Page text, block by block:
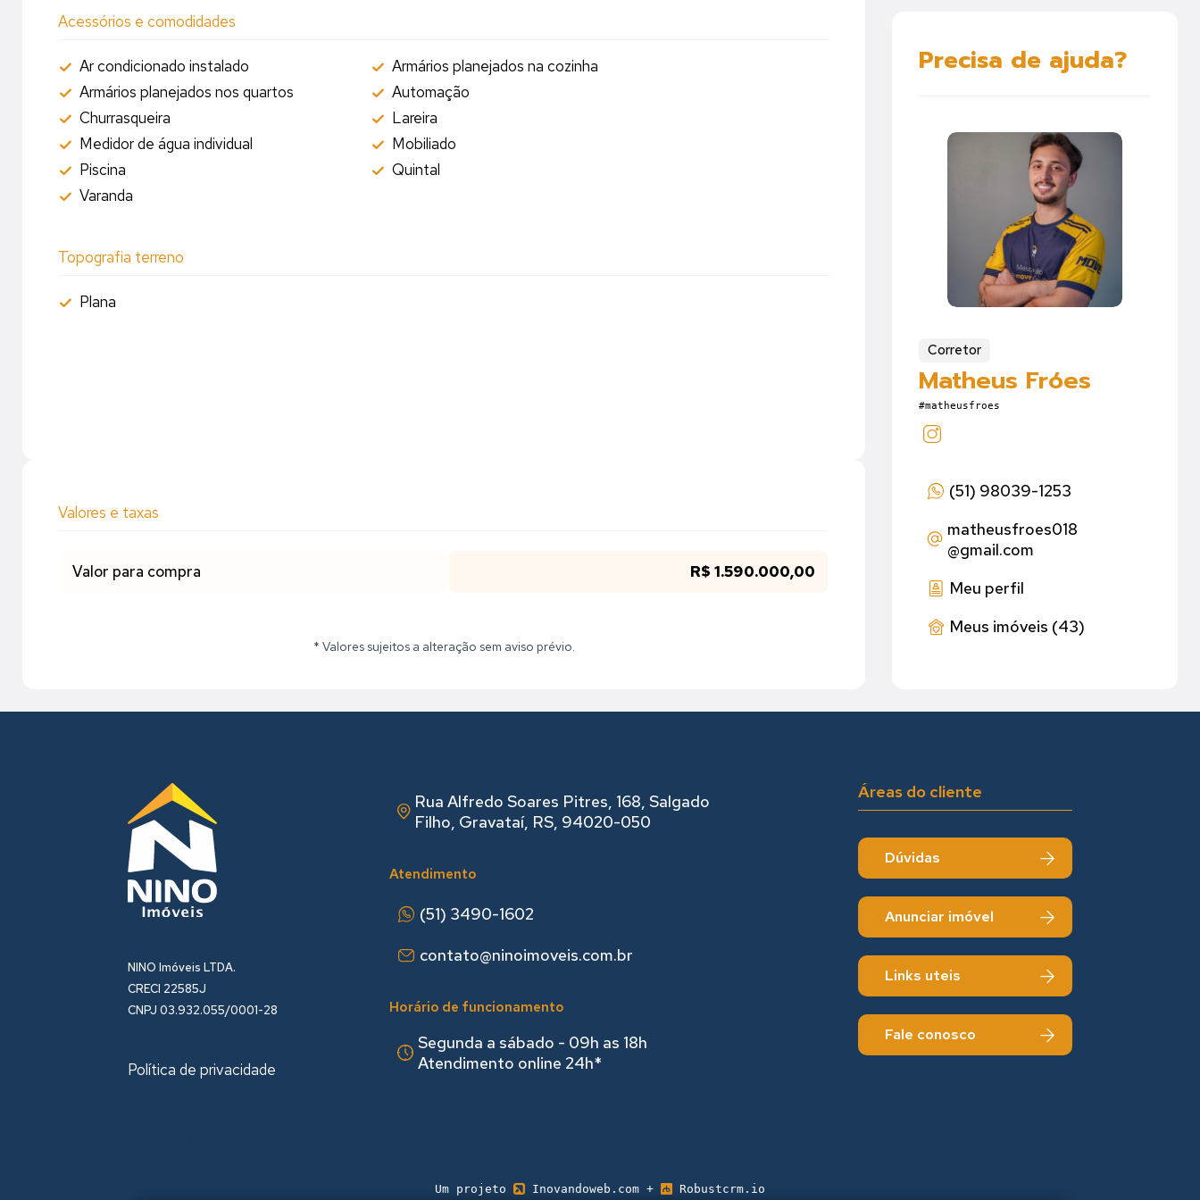
Acessórios e comodidades
Ar condicionado instalado
Armários planejados na cozinha
Armários planejados nos quartos
Automação
Churrasqueira
Lareira
Medidor de água individual
Mobiliado
Piscina
Quintal
Varanda
Topografia terreno
Plana
Valores e taxas
Valor para compra R$ 1.590.000,00
* Valores sujeitos a alteração sem aviso prévio.
Precisa de ajuda?
Corretor
Matheus Fróes
#matheusfroes
(51) 98039-1253
matheusfroes018
@gmail.com
Meu perfil
Meus imóveis (43)
NINO Imóveis LTDA.
CRECI 22585J
CNPJ 03.932.055/0001-28
Política de privacidade
Rua Alfredo Soares Pitres, 168, Salgado
Filho, Gravataí, RS, 94020-050
Atendimento
(51) 3490-1602
contato@ninoimoveis.com.br
Horário de funcionamento
Segunda a sábado - 09h as 18hㅤㅤ
Atendimento online 24h*
Áreas do cliente
Dúvidas
Anunciar imóvel
Links uteis
Fale conosco
Um projeto Inovandoweb.com + Robustcrm.io